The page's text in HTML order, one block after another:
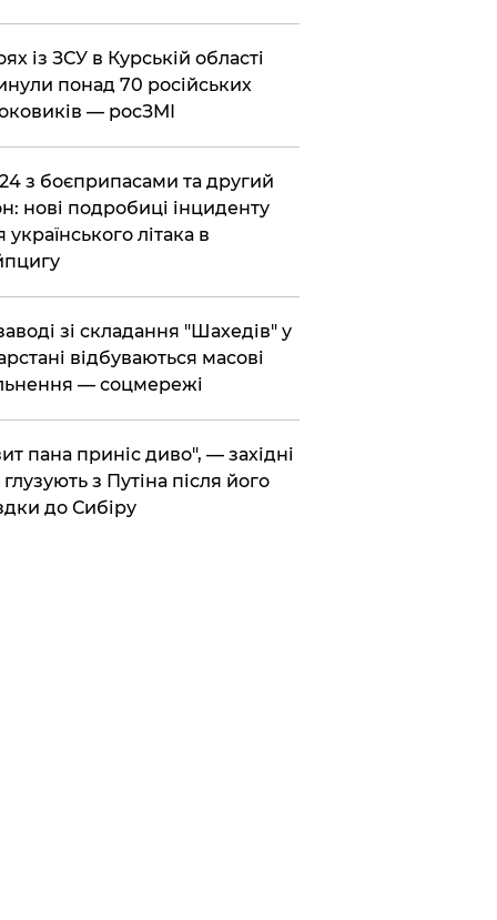
із ЗСУ в Курській області
понад 70 російських
— росЗМІ
з боєприпасами та другий
нові подробиці інциденту
українського літака в
зі складання "Шахедів" у
відбуваються масові
— соцмережі
пана приніс диво", — західні
з Путіна після його
до Сибіру